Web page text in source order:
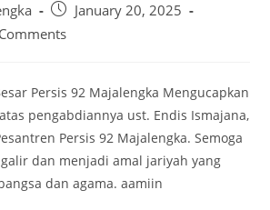
Post
published:
January 20, 2025
Persis 92 Majalengka Mengucapkan
pengabdiannya ust. Endis Ismajana,
Persis 92 Majalengka. Semoga
dan menjadi amal jariyah yang
dan agama. aamiin